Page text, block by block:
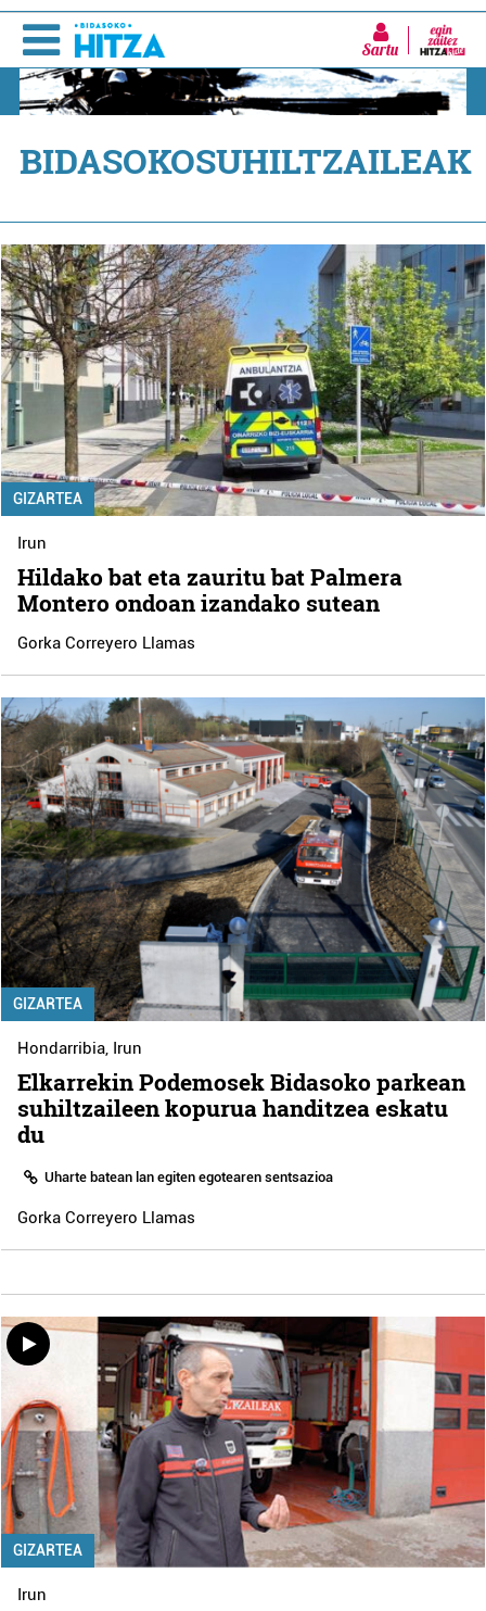
Sartu
BIDASOKOSUHILTZAILEAK
GIZARTEA
Irun
Hildako bat eta zauritu bat Palmera
Montero ondoan izandako sutean
Gorka Correyero Llamas
GIZARTEA
Hondarribia, Irun
Elkarrekin Podemosek Bidasoko parkean
suhiltzaileen kopurua handitzea eskatu
du
Uharte batean lan egiten egotearen sentsazioa
Gorka Correyero Llamas
GIZARTEA
Irun